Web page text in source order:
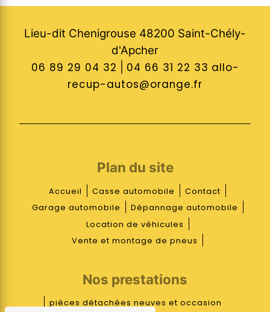
Lieu-dit Chenigrouse 48200 Saint-Chély-
d'Apcher
06 89 29 04 32 04 66 31 22 33 allo-
recup-autos@orange.fr
Plan du site
Accueil Casse automobile
Contact
Garage automobile
Dépannage automobile
Location de véhicules
Vente et montage de pneus
Nos prestations
pièces détachées neuves et occasion